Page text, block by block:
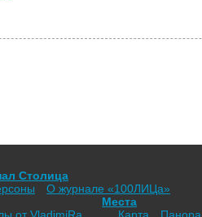
Столица
О журнале «100ЛИЦа»
Места